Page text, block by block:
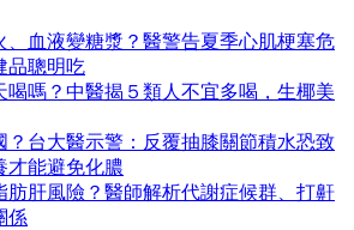
、血液變糖漿？醫警告夏季心肌梗塞危
品聰明吃
喝嗎？中醫揭５類人不宜多喝，生椰美
？台大醫示警：反覆抽膝關節積水恐致
才能避免化膿
肪肝風險？醫師解析代謝症候群、打鼾
係